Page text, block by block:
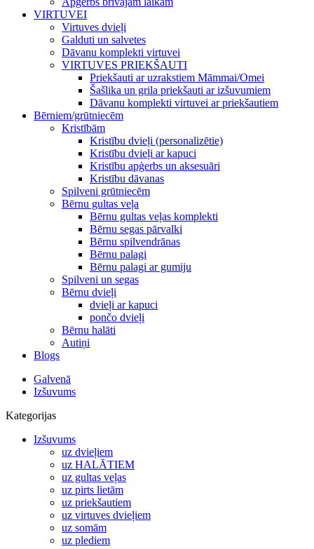
VIRTUVEI
Virtuves dvieļi
Galduti un salvetes
Dāvanu komplekti virtuvei
VIRTUVES PRIEKŠAUTI
Priekšauti ar uzrakstiem Māmmai/Omei
Šašlika un grila priekšauti ar izšuvumiem
Dāvanu komplekti virtuvei ar priekšautiem
Bērniem/grūtniecēm
Kristībām
Kristību dvieļi (personalizētie)
Kristību dvieļi ar kapuci
Kristību apģerbs un aksesuāri
Kristību dāvanas
Spilveni grūtniecēm
Bērnu gultas veļa
Bērnu gultas veļas komplekti
Bērnu segas pārvalki
Bērnu spilvendrānas
Bērnu palagi
Bērnu palagi ar gumiju
Spilveni un segas
Bērnu dvieļi
dvieļi ar kapuci
pončo dvieļi
Bērnu halāti
Autiņi
Blogs
Galvenā
Izšuvums
Kategorijas
Izšuvums
uz dvieļiem
uz HALĀTIEM
uz gultas veļas
uz pirts lietām
uz priekšautiem
uz virtuves dvieļiem
uz somām
uz plediem